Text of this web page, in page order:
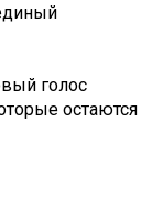
голос
остаются